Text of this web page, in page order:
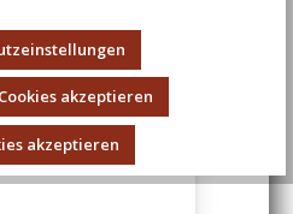
akzeptieren
akzeptieren